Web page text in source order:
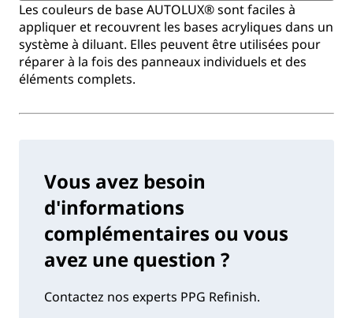
Les couleurs de base AUTOLUX® sont faciles à
appliquer et recouvrent les bases acryliques dans un
système à diluant. Elles peuvent être utilisées pour
réparer à la fois des panneaux individuels et des
éléments complets.
Vous avez besoin
d'informations
complémentaires ou vous
avez une question ?
Contactez nos experts PPG Refinish.